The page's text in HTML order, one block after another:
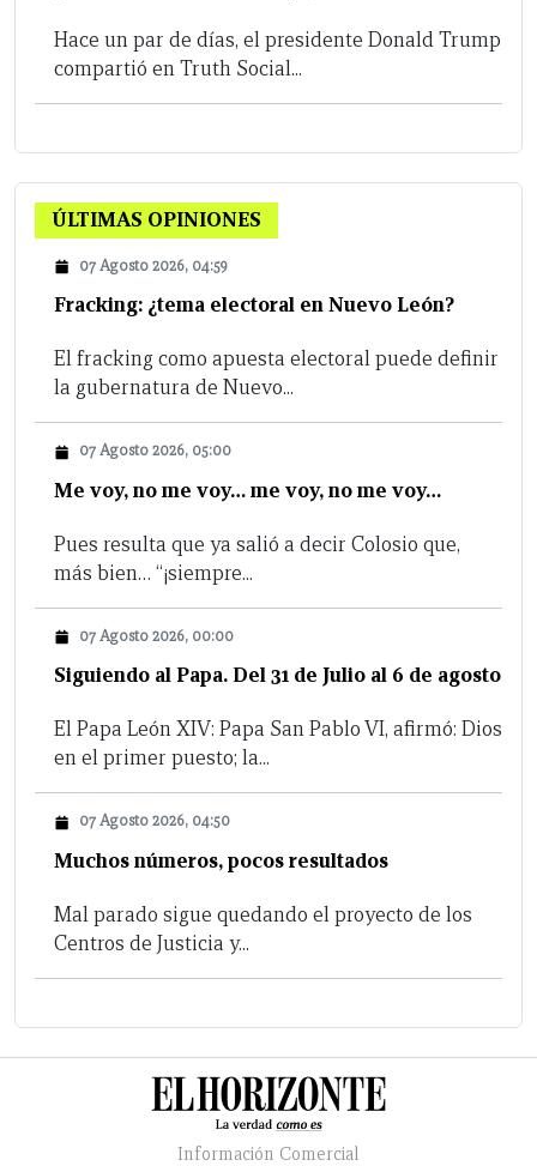
Hace un par de días, el presidente Donald Trump
compartió en Truth Social...
ÚLTIMAS OPINIONES
07 Agosto 2026, 04:59
Fracking: ¿tema electoral en Nuevo León?
El fracking como apuesta electoral puede definir
la gubernatura de Nuevo...
07 Agosto 2026, 05:00
Me voy, no me voy… me voy, no me voy…
Pues resulta que ya salió a decir Colosio que,
más bien… “¡siempre...
07 Agosto 2026, 00:00
Siguiendo al Papa. Del 31 de Julio al 6 de agosto
El Papa León XIV: Papa San Pablo VI, afirmó: Dios
en el primer puesto; la...
07 Agosto 2026, 04:50
Muchos números, pocos resultados
Mal parado sigue quedando el proyecto de los
Centros de Justicia y...
Información Comercial